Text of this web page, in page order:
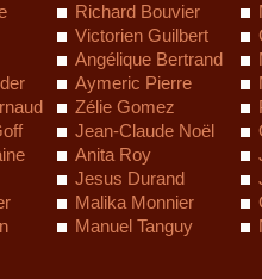
Richard Bouvier
Victorien Guilbert
Angélique Bertrand
Aymeric Pierre
Zélie Gomez
Jean-Claude Noël
Anita Roy
Jesus Durand
Malika Monnier
Manuel Tanguy